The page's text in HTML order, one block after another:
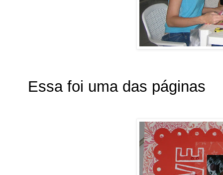
Essa foi uma das páginas